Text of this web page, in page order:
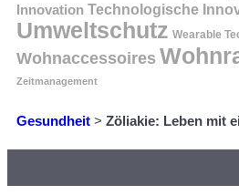
Innovation Technologische
Umweltschutz Wearable
Wohnaccessoires
Zeitmanagement
Gesundheit > Zöliakie: Leben mit